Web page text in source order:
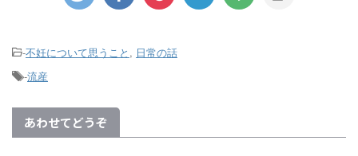
-不妊について思うこと , 日常の話
-流産
あわせてどうぞ